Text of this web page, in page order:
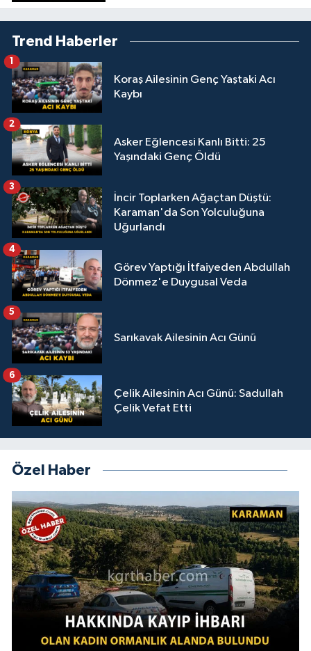
Trend Haberler
Koraş Ailesinin Genç Yaştaki Acı
Kaybı
1
Asker Eğlencesi Kanlı Bitti: 25
Yaşındaki Genç Öldü
2
İncir Toplarken Ağaçtan Düştü:
Karaman'da Son Yolculuğuna
Uğurlandı
3
Görev Yaptığı İtfaiyeden Abdullah
Dönmez'e Duygusal Veda
4
Sarıkavak Ailesinin Acı Günü
5
Çelik Ailesinin Acı Günü: Sadullah
Çelik Vefat Etti
6
Özel Haber